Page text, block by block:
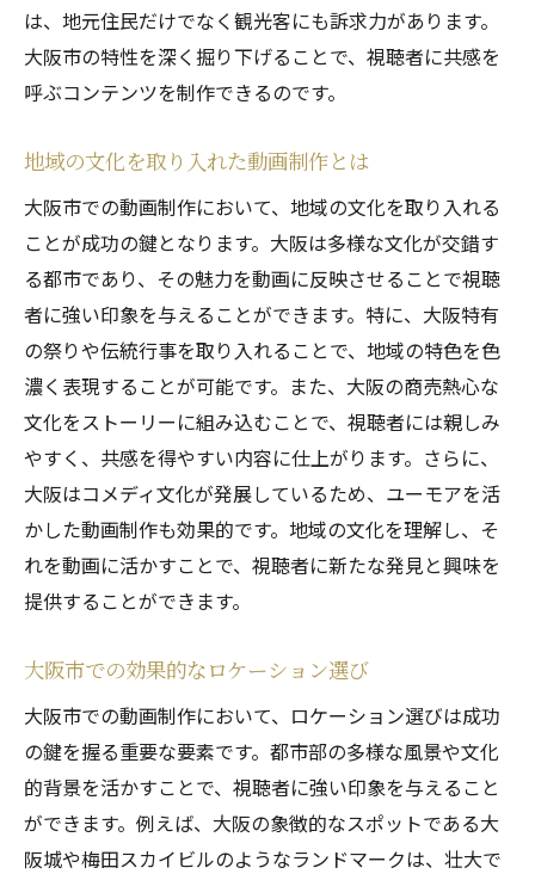
は、地元住民だけでなく観光客にも訴求力があります。
大阪市の特性を深く掘り下げることで、視聴者に共感を
呼ぶコンテンツを制作できるのです。
地域の文化を取り入れた動画制作とは
大阪市での動画制作において、地域の文化を取り入れる
ことが成功の鍵となります。大阪は多様な文化が交錯す
る都市であり、その魅力を動画に反映させることで視聴
者に強い印象を与えることができます。特に、大阪特有
の祭りや伝統行事を取り入れることで、地域の特色を色
濃く表現することが可能です。また、大阪の商売熱心な
文化をストーリーに組み込むことで、視聴者には親しみ
やすく、共感を得やすい内容に仕上がります。さらに、
大阪はコメディ文化が発展しているため、ユーモアを活
かした動画制作も効果的です。地域の文化を理解し、そ
れを動画に活かすことで、視聴者に新たな発見と興味を
提供することができます。
大阪市での効果的なロケーション選び
大阪市での動画制作において、ロケーション選びは成功
の鍵を握る重要な要素です。都市部の多様な風景や文化
的背景を活かすことで、視聴者に強い印象を与えること
ができます。例えば、大阪の象徴的なスポットである大
阪城や梅田スカイビルのようなランドマークは、壮大で